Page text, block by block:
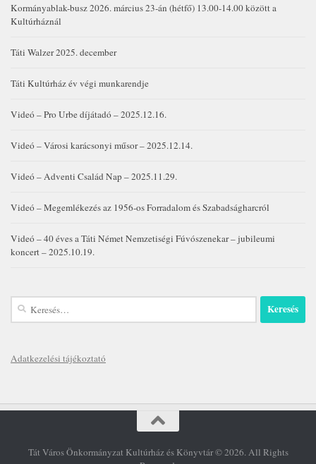
Kormányablak-busz 2026. március 23-án (hétfő) 13.00-14.00 között a
Kultúrháznál
Táti Walzer 2025. december
Táti Kultúrház év végi munkarendje
Videó – Pro Urbe díjátadó – 2025.12.16.
Videó – Városi karácsonyi műsor – 2025.12.14.
Videó – Adventi Család Nap – 2025.11.29.
Videó – Megemlékezés az 1956-os Forradalom és Szabadságharcról
Videó – 40 éves a Táti Német Nemzetiségi Fúvószenekar – jubileumi
koncert – 2025.10.19.
Keresés:
Adatkezelési tájékoztató
Tát Város Önkormányzat Kultúrház és Könyvtár © 2026. All Rights